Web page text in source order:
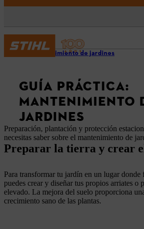
Mantenimiento de jardines
GUÍA PRÁCTICA:
MANTENIMIENTO
JARDINES
Preparación, plantación y protección
necesitas saber sobre el mantenimiento de
Preparar la tierra y crear
Para transformar tu jardín en un lugar donde
puedes crear y diseñar tus propios arriates o
elevado. La mejora del suelo proporciona
crecimiento sano de las plantas.